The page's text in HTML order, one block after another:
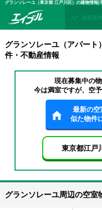
グランソレーユ（東京都 江戸川区）の建物情報
保存条件
グランソレーユ（アパート
件・不動産情報
現在募集中の
今は満室ですが、空
最新の空
似た物件
東京都江戸
グランソレーユ周辺の空室